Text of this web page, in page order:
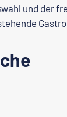
und der